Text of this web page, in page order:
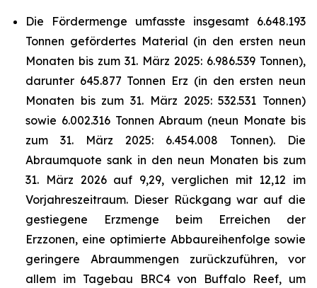
Die Fördermenge umfasste insgesamt 6.648.193
Tonnen gefördertes Material (in den ersten neun
Monaten bis zum 31. März 2025: 6.986.539 Tonnen),
darunter 645.877 Tonnen Erz (in den ersten neun
Monaten bis zum 31. März 2025: 532.531 Tonnen)
sowie 6.002.316 Tonnen Abraum (neun Monate bis
zum 31. März 2025: 6.454.008 Tonnen). Die
Abraumquote sank in den neun Monaten bis zum
31. März 2026 auf 9,29, verglichen mit 12,12 im
Vorjahreszeitraum. Dieser Rückgang war auf die
gestiegene Erzmenge beim Erreichen der
Erzzonen, eine optimierte Abbaureihenfolge sowie
geringere Abraummengen zurückzuführen, vor
allem im Tagebau BRC4 von Buffalo Reef, um